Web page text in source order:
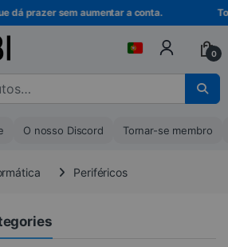
dá prazer sem aumentar a conta.
0
O nosso Discord Tornar-se membro
Periféricos